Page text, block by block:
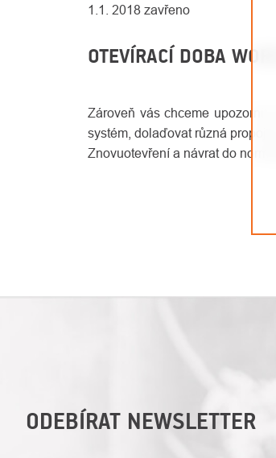
1.1. 2018 zavřeno
OTEVÍRACÍ DOBA
Zároveň vás chceme upozornit,
systém, dolaďovat různá
Znovuotevření a návrat do
ODEBÍRAT NEWSLETTER